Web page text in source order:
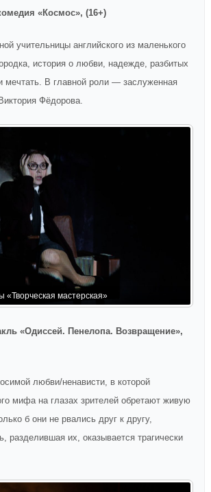
«Космос», (16+)
учительницы английского из маленького
история о любви, надежде, разбитых
мечтать. В главной роли — заслуженная
Фёдорова.
«Творческая мастерская»
«Одиссей. Пенелопа. Возвращение»,
любви/ненависти, в которой
мифа на глазах зрителей обретают живую
б они не рвались друг к другу,
разделившая их, оказывается трагически